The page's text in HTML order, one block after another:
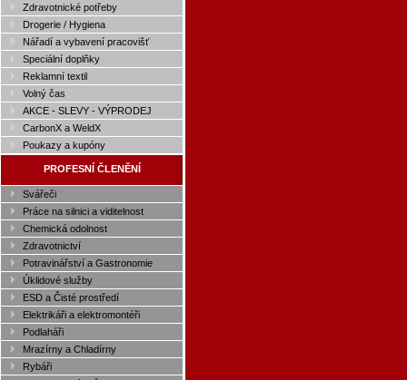
Zdravotnické potřeby
Drogerie / Hygiena
Nářadí a vybavení pracovišť
Speciální doplňky
Reklamní textil
Volný čas
AKCE - SLEVY - VÝPRODEJ
CarbonX a WeldX
Poukazy a kupóny
PROFESNÍ ČLENĚNÍ
Svářeči
Práce na silnici a viditelnost
Chemická odolnost
Zdravotnictví
Potravinářství a Gastronomie
Úklidové služby
ESD a Čisté prostředí
Elektrikáři a elektromontéři
Podlaháři
Mrazírny a Chladírny
Rybáři